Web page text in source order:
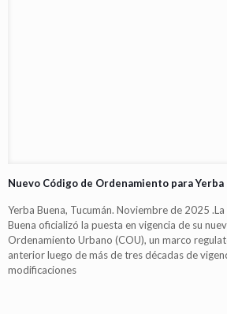
Nuevo Código de Ordenamiento para Yerba
Yerba Buena, Tucumán. Noviembre de 2025
Buena oficializó la puesta en vigencia de su
Ordenamiento Urbano (COU), un marco
anterior luego de más de tres décadas de
modificaciones